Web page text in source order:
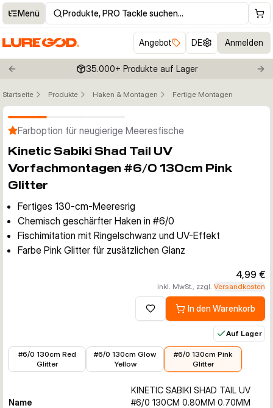
Menü Produkte, PRO Tackle suchen…
Angebot DE Anmelden
Previous slide 35.000+ Produkte auf Lager
Startseite Produkte Haken & Montagen Fertige Montagen
Klicken um Zoom zu aktivieren
Farboption für neugierige Meeresfische
Kinetic Sabiki Shad Tail UV
Vorfachmontagen #6/0 130cm Pink
Glitter
Fertiges 130-cm-Meeresrig
Chemisch geschärfter Haken in #6/0
Fischimitation mit Ringelschwanz und UV-Effekt
Farbe Pink Glitter für zusätzlichen Glanz
4,99 €
inkl. MwSt., zzgl. Versandkosten
Zur Wunschliste hinzufügen
In den Warenkorb
Auf Lager
#6/0 130cm Red
Glitter
#6/0 130cm Glow
Yellow
#6/0 130cm Pink
Glitter
Name
KINETIC SABIKI SHAD TAIL UV
#6/0 130CM 0.80MM 0.70MM